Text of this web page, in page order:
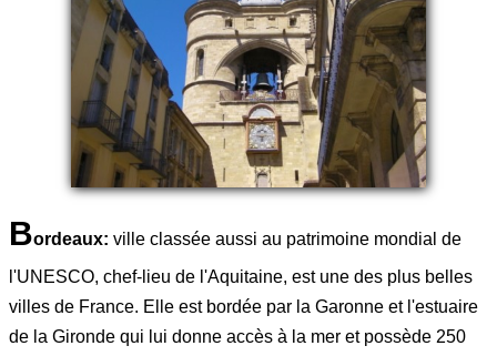
Bordeaux: ville classée aussi au patrimoine mondial de
l'UNESCO, chef-lieu de l'Aquitaine, est une des plus belles
villes de France. Elle est bordée par la Garonne et l'estuaire
de la Gironde qui lui donne accès à la mer et possède 250